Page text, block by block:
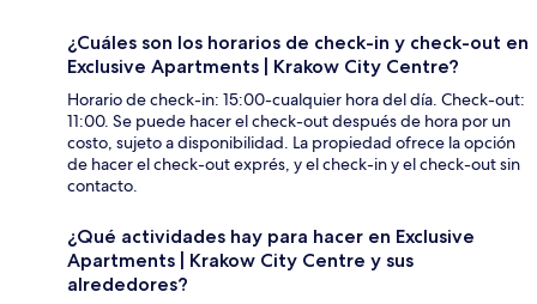
¿Cuáles son los horarios de check-in y check-out en
Exclusive Apartments | Krakow City Centre?
Horario de check-in: 15:00-cualquier hora del día. Check-out:
11:00. Se puede hacer el check-out después de hora por un
costo, sujeto a disponibilidad. La propiedad ofrece la opción
de hacer el check-out exprés, y el check-in y el check-out sin
contacto.
¿Qué actividades hay para hacer en Exclusive
Apartments | Krakow City Centre y sus
alrededores?